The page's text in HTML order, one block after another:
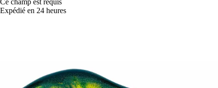
Ce champ est requis
Expédié en 24 heures